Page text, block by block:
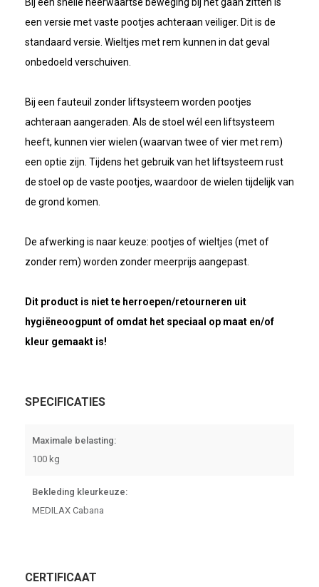
een versie met vaste pootjes achteraan veiliger. Dit is de
standaard versie. Wieltjes met rem kunnen in dat geval
onbedoeld verschuiven.
Bij een fauteuil zonder liftsysteem worden pootjes
achteraan aangeraden. Als de stoel wél een liftsysteem
heeft, kunnen vier wielen (waarvan twee of vier met rem)
een optie zijn. Tijdens het gebruik van het liftsysteem rust
de stoel op de vaste pootjes, waardoor de wielen tijdelijk van
de grond komen.
De afwerking is naar keuze: pootjes of wieltjes (met of
zonder rem) worden zonder meerprijs aangepast.
Dit product is niet te herroepen/retourneren uit
hygiëneoogpunt of omdat het speciaal op maat en/of
kleur gemaakt is!
SPECIFICATIES
Maximale belasting:
100 kg
Bekleding kleurkeuze:
MEDILAX Cabana
CERTIFICAAT